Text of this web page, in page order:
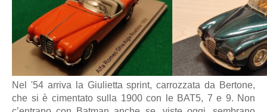
Nel '54 arriva la Giulietta sprint, carrozzata da Bertone,
che si è cimentato sulla 1900 con le BAT5, 7 e 9. Non